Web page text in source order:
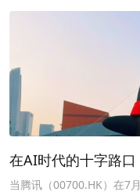
在AI时代的十字路口
当腾讯（00700.HK）在7